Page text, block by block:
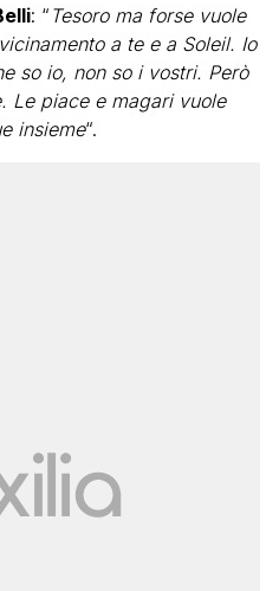
: “ Tesoro ma forse vuole
a te e a Soleil. Io
so io, non so i vostri. Però
Le piace e magari vuole
insieme“.